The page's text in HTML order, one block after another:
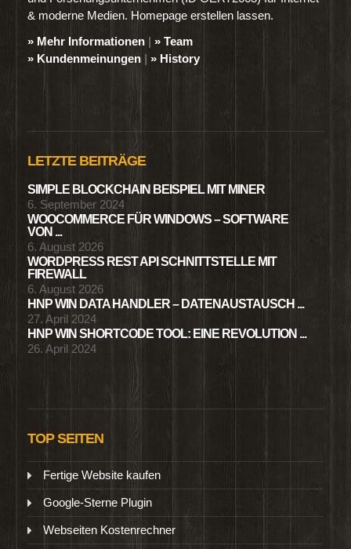
& moderne Medien. Homepage erstellen lassen.
» Mehr Informationen | » Team
» Kundenmeinungen | » History
LETZTE BEITRÄGE
SIMPLE BLOCKCHAIN BEISPIEL MIT MINER
6. September 2024
WOOCOMMERCE FÜR WINDOWS – SOFTWARE
VON ...
6. August 2026
WORDPRESS REST API SCHNITTSTELLE MIT
FIREWALL
6. August 2026
HNP WIN DATA HANDLER – DATENAUSTAUSCH ...
27. April 2024
HNP WIN SHORTCODE TOOL: EINE REVOLUTION ...
26. April 2024
TOP SEITEN
Fertige Website kaufen
Google-Sterne Plugin
Webseiten Kostenrechner